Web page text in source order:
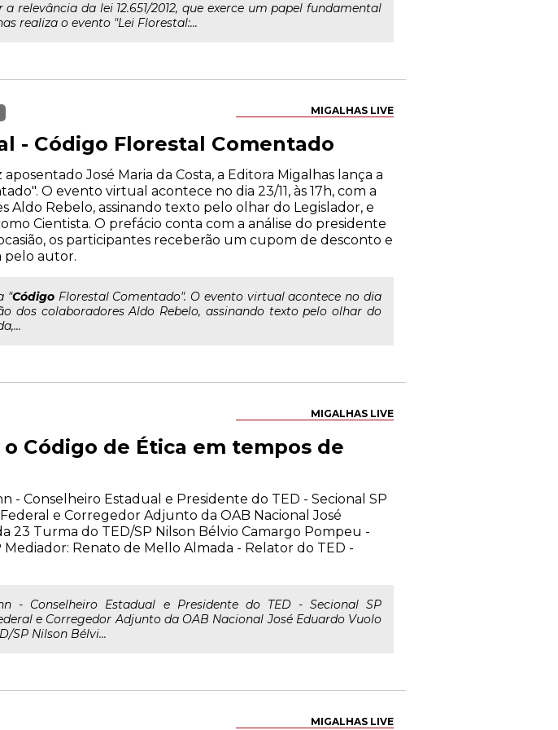
relevância da lei 12.651/2012, que exerce um papel fundamental
realiza o evento "Lei Florestal:...
MIGALHAS LIVE
- Código Florestal Comentado
José Maria da Costa, a Editora Migalhas lança a
O evento virtual acontece no dia 23/11, às 17h, com a
Aldo Rebelo, assinando texto pelo olhar do Legislador, e
Cientista. O prefácio conta com a análise do presidente
os participantes receberão um cupom de desconto e
pelo autor.
"CódigoFlorestal Comentado". O evento virtual acontece no dia
dos colaboradores Aldo Rebelo, assinando texto pelo olhar do
MIGALHAS LIVE
Código de Ética em tempos de
- Conselheiro Estadual e Presidente do TED - Secional SP
e Corregedor Adjunto da OAB Nacional José
23 Turma do TED/SP Nilson Bélvio Camargo Pompeu -
Renato de Mello Almada - Relator do TED -
- Conselheiro Estadual e Presidente do TED - Secional SP
e Corregedor Adjunto da OAB Nacional José Eduardo Vuolo
SP Nilson Bélvi...
MIGALHAS LIVE